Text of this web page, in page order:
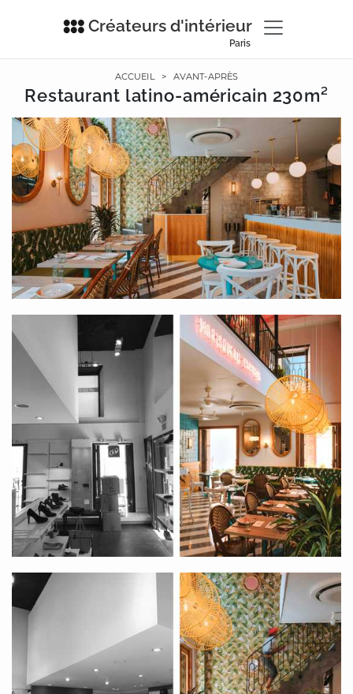
Créateurs d'intérieur
Paris
ACCUEIL > AVANT-APRÈS
Restaurant latino-américain 230m²